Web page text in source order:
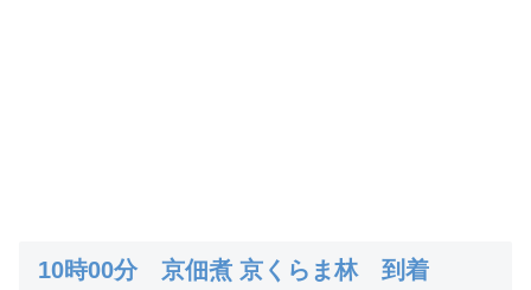
10時00分 京佃煮 京くらま林 到着